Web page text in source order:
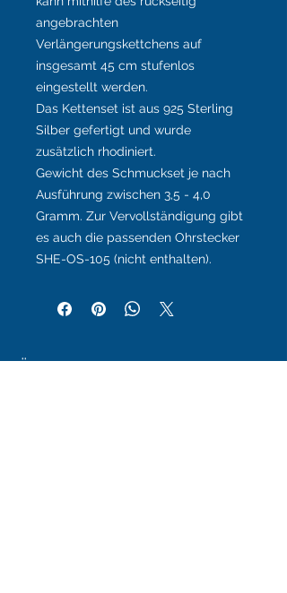
angebrachten
Verlängerungskettchens auf
insgesamt 45 cm stufenlos
eingestellt werden.
Das Kettenset ist aus 925 Sterling
Silber gefertigt und wurde
zusätzlich rhodiniert.
Gewicht des Schmuckset je nach
Ausführung zwischen 3,5 - 4,0
Gramm. Zur Vervollständigung gibt
es auch die passenden Ohrstecker
SHE-OS-105 (nicht enthalten).